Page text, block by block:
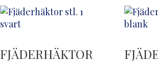
FJÄDERHÄKTOR